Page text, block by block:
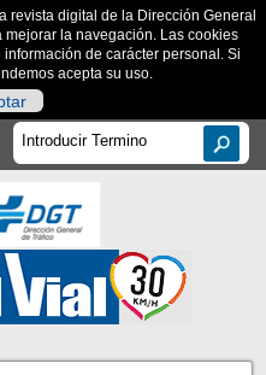
revista digital de la Dirección General
la navegación. Las cookies
de carácter personal. Si
acepta su uso.